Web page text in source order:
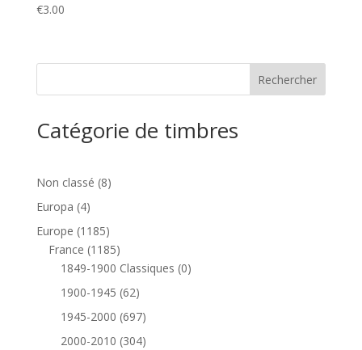
€3.00
Catégorie de timbres
Non classé 88
Europa 44
produits
Europe 11851185
produits
France 11851185
produits
1849-1900 Classiques 00
1900-1945 6262
produits
1945-2000 697697
produits
2000-2010 304304